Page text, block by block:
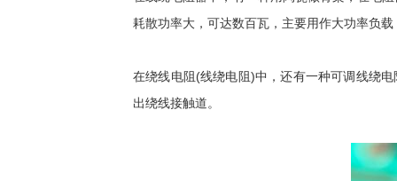
耗散功率大，可达数百瓦，主要用作大功率负
在绕线电阻(线绕电阻)中，还有一种可调线绕
出绕线接触道。